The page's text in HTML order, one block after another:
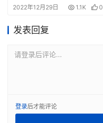
2022年12月29日 1.1K 0
发表回复
请登录后评论...
登录后才能评论